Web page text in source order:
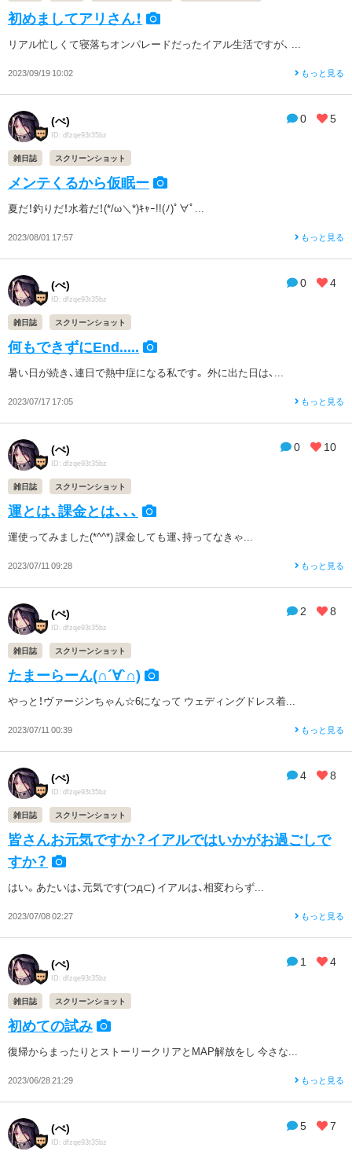
初めましてアリさん！
リアル忙しくて寝落ちオンパレードだったイアル生活ですが、 ...
2023/09/19 10:02 もっと見る
0 5
(ぺ)
ID: dfzqe93t35bz
雑日誌 スクリーンショット
メンテくるから仮眠ー
夏だ！釣りだ！水着だ！(*/ω＼*)ｷｬｰ!!(ﾉ)ﾟ∀ﾟ...
2023/08/01 17:57 もっと見る
0 4
(ぺ)
ID: dfzqe93t35bz
雑日誌 スクリーンショット
何もできずにEnd.....
暑い日が続き、連日で熱中症になる私です。 外に出た日は、...
2023/07/17 17:05 もっと見る
0 10
(ぺ)
ID: dfzqe93t35bz
雑日誌 スクリーンショット
運とは、課金とは、、、
運使ってみました(*^^*) 課金しても運、持ってなきゃ...
2023/07/11 09:28 もっと見る
2 8
(ぺ)
ID: dfzqe93t35bz
雑日誌 スクリーンショット
たまーらーん(∩´∀`∩)
やっと！ヴァージンちゃん☆6になって ウェディングドレス着...
2023/07/11 00:39 もっと見る
4 8
(ぺ)
ID: dfzqe93t35bz
雑日誌 スクリーンショット
皆さんお元気ですか？イアルではいかがお過ごしで
すか？
はい。あたいは、元気です(つд⊂) イアルは、相変わらず...
2023/07/08 02:27 もっと見る
1 4
(ぺ)
ID: dfzqe93t35bz
雑日誌 スクリーンショット
初めての試み
復帰からまったりとストーリークリアとMAP解放をし 今さな...
2023/06/28 21:29 もっと見る
5 7
(ぺ)
ID: dfzqe93t35bz